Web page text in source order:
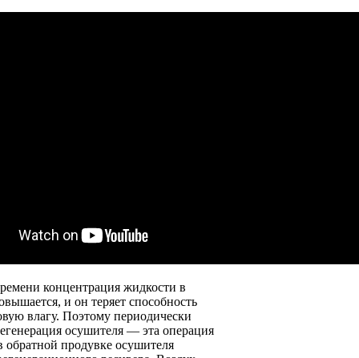
концентрация жидкости в
и он теряет способность
влагу. Поэтому периодически
осушителя — эта операция
обратной продувке осушителя